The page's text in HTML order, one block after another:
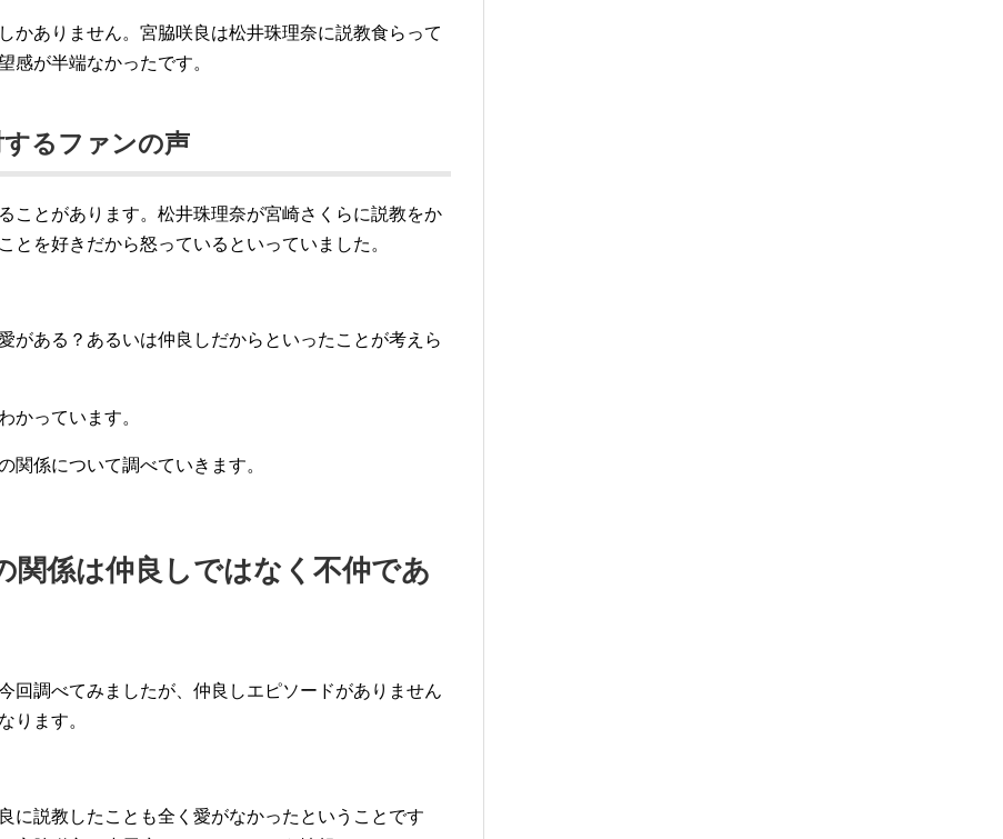
かありません。宮脇咲良は松井珠理奈に説教食らって
感が半端なかったです。
るファンの声
ことがあります。松井珠理奈が宮崎さくらに説教をか
とを好きだから怒っているといっていました。
がある？あるいは仲良しだからといったことが考えら
かっています。
関係について調べていきます。
関係は仲良しではなく不仲であ
回調べてみましたが、仲良しエピソードがありません
ります。
に説教したことも全く愛がなかったということです